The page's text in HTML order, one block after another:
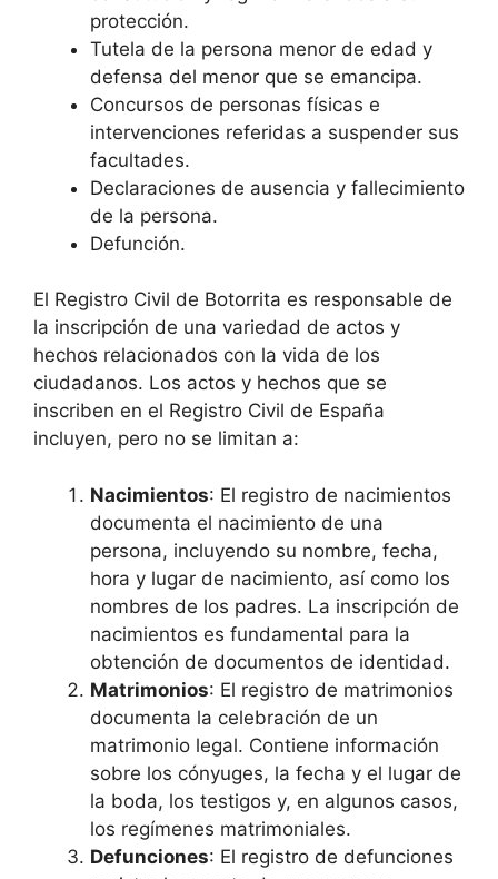
protección.
Tutela de la persona menor de edad y
defensa del menor que se emancipa.
Concursos de personas físicas e
intervenciones referidas a suspender sus
facultades.
Declaraciones de ausencia y fallecimiento
de la persona.
Defunción.
El Registro Civil de Botorrita es responsable de
la inscripción de una variedad de actos y
hechos relacionados con la vida de los
ciudadanos. Los actos y hechos que se
inscriben en el Registro Civil de España
incluyen, pero no se limitan a:
Nacimientos: El registro de nacimientos
documenta el nacimiento de una
persona, incluyendo su nombre, fecha,
hora y lugar de nacimiento, así como los
nombres de los padres. La inscripción de
nacimientos es fundamental para la
obtención de documentos de identidad.
Matrimonios: El registro de matrimonios
documenta la celebración de un
matrimonio legal. Contiene información
sobre los cónyuges, la fecha y el lugar de
la boda, los testigos y, en algunos casos,
los regímenes matrimoniales.
Defunciones: El registro de defunciones